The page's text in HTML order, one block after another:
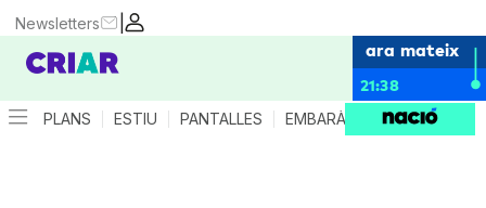
|
Newsletters
ara mateix
21:38
PLANS ESTIU PANTALLES EMBARÀS CRIANÇA